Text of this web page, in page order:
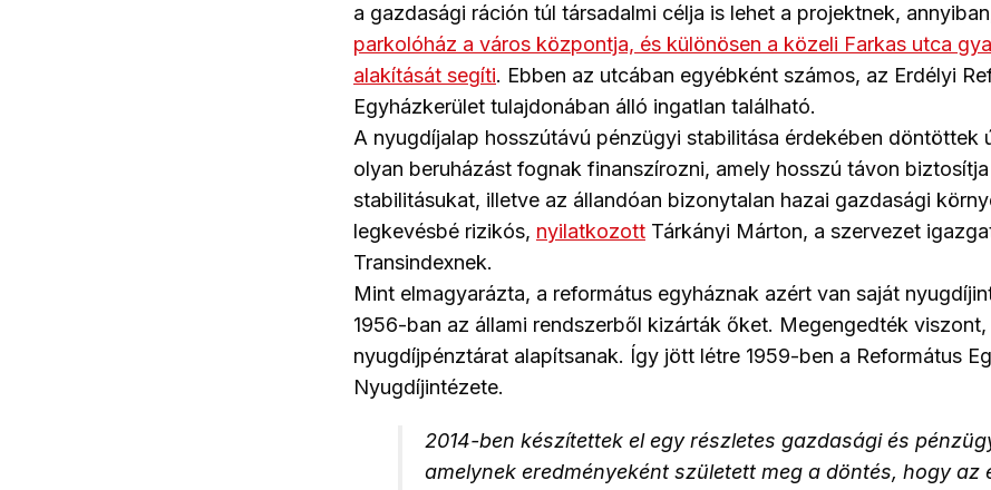
a gazdasági ráción túl társadalmi célja is lehet a projektnek,
parkolóház a város központja, és különösen a közeli Farkas utca
alakítását segíti. Ebben az utcában egyébként számos, az Erdélyi
Egyházkerület tulajdonában álló ingatlan található.
A nyugdíjalap hosszútávú pénzügyi stabilitása érdekében döntöttek
olyan beruházást fognak finanszírozni, amely hosszú távon
stabilitásukat, illetve az állandóan bizonytalan hazai gazdasági
legkevésbé rizikós, nyilatkozott Tárkányi Márton, a szervezet
Transindexnek.
Mint elmagyarázta, a református egyháznak azért van saját
1956-ban az állami rendszerből kizárták őket. Megengedték
nyugdíjpénztárat alapítsanak. Így jött létre 1959-ben a Református
Nyugdíjintézete.
2014-ben készítettek el egy részletes gazdasági és
amelynek eredményeként született meg a döntés, hogy az